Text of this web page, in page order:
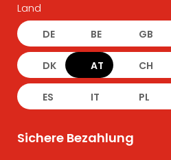
Land
DE BE GB
DK AT CH
ES IT PL
Sichere Bezahlung